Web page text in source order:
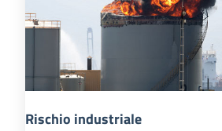
Rischio industriale